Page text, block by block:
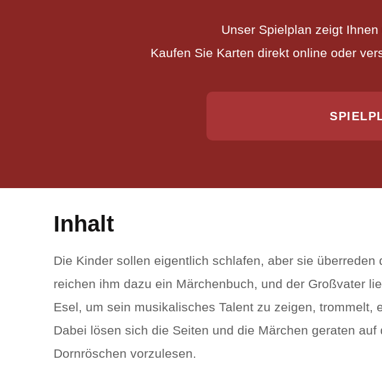
Unser Spielplan zeigt
Kaufen Sie Karten direkt online oder
Inhalt
Die Kinder sollen eigentlich schlafen, aber sie
reichen ihm dazu ein Märchenbuch, und der Großvater
Esel, um sein musikalisches Talent zu zeigen, trommelt,
Dabei lösen sich die Seiten und die Märchen geraten
Dornröschen vorzulesen.